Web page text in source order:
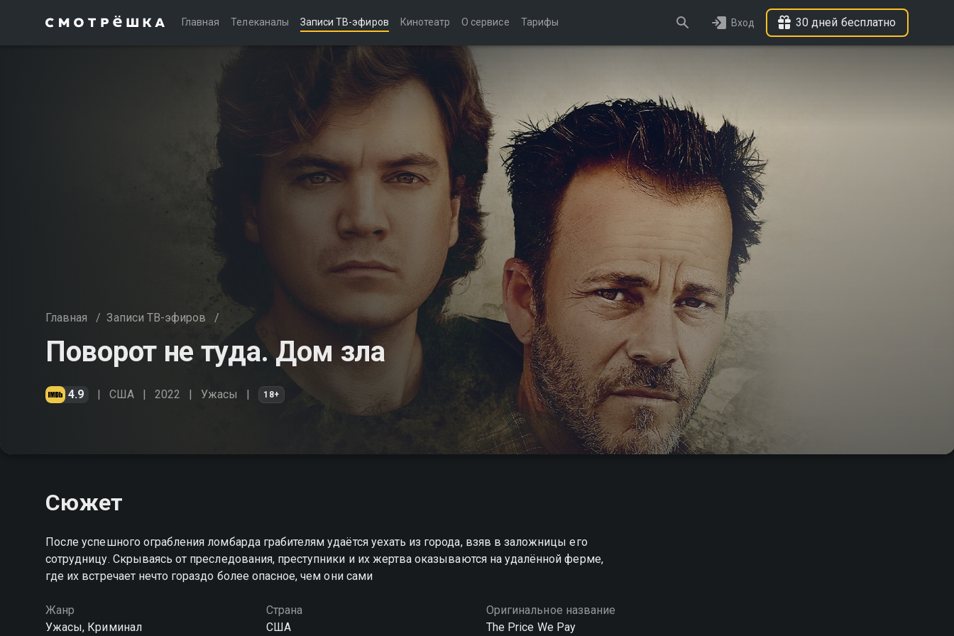
Главная Телеканалы Записи ТВ-эфиров Кинотеатр О сервисе Тарифы Вход 30 дней бесплатно
Главная / Записи ТВ-эфиров /
Поворот не туда. Дом зла
4.9 США 2022 Ужасы 18+
Сюжет
После успешного ограбления ломбарда грабителям удаётся уехать из города, взяв в заложницы его
сотрудницу. Скрываясь от преследования, преступники и их жертва оказываются на удалённой ферме,
где их встречает нечто гораздо более опасное, чем они сами
Жанр
Ужасы, Криминал
Страна
США
Оригинальное название
The Price We Pay